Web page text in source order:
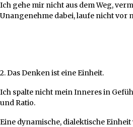
Ich gehe mir nicht aus dem Weg,
Unangenehme dabei, laufe nicht vor
2. Das Denken ist eine Einheit.
Ich spalte nicht mein Inneres in
und Ratio.
Eine dynamische, dialektische